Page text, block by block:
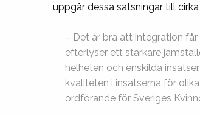
uppgår dessa satsningar till
– Det är bra att integration
efterlyser ett starkare
helheten och enskilda
kvaliteten i insatserna för
ordförande för Sveriges